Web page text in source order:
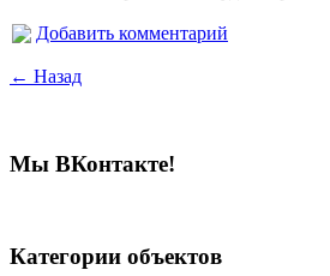
Добавить комментарий
← Назад
Мы ВКонтакте!
Категории объектов